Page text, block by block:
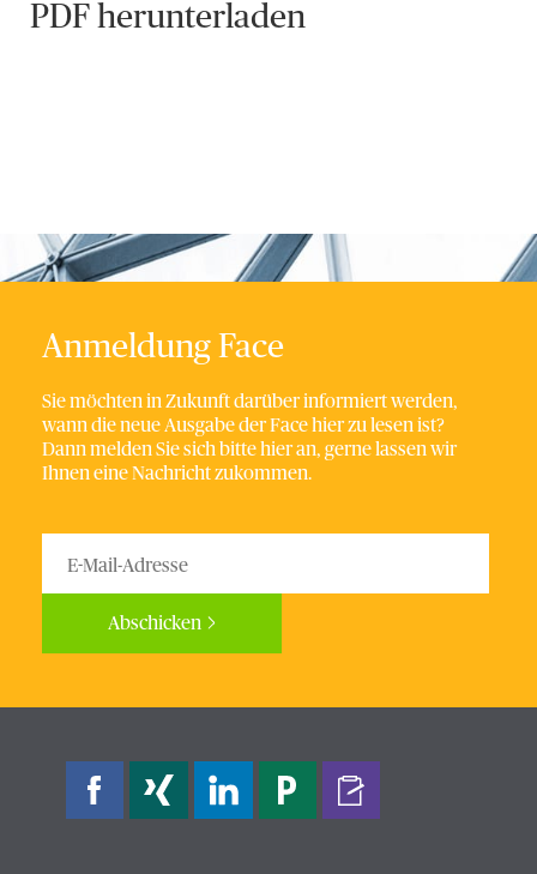
PDF herunterladen
Anmeldung Face
Sie möchten in Zukunft darüber informiert werden,
wann die neue Ausgabe der Face hier zu lesen ist?
Dann melden Sie sich bitte hier an, gerne lassen wir
Ihnen eine Nachricht zukommen.
Bitte nicht ausfüllen.
Abschicken